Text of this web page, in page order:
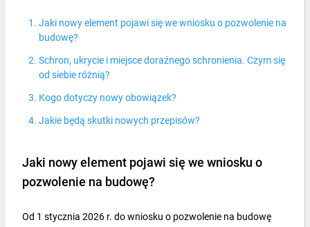
Jaki nowy element pojawi się we wniosku o pozwolenie na
budowę?
Schron, ukrycie i miejsce doraźnego schronienia. Czym się
od siebie różnią?
Kogo dotyczy nowy obowiązek?
Jakie będą skutki nowych przepisów?
Jaki nowy element pojawi się we wniosku o
pozwolenie na budowę?
Od 1 stycznia 2026 r. do wniosku o pozwolenie na budowę